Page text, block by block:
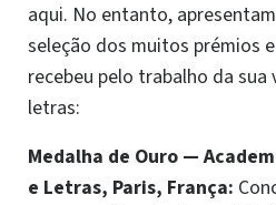
aqui. No entanto,
seleção dos muitos prémios
recebeu pelo trabalho da sua
letras:
Medalha de Ouro —
e Letras, Paris, França: